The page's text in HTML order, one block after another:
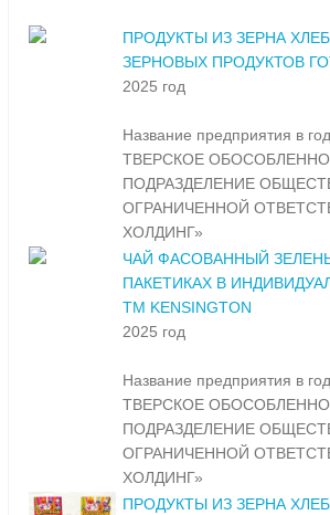
ПРОДУКТЫ ИЗ ЗЕРНА
ЗЕРНОВЫХ ПРОДУКТОВ
2025 год
Название предприятия в
ТВЕРСКОЕ
ПОДРАЗДЕЛЕНИЕ
ОГРАНИЧЕННОЙ
ХОЛДИНГ»
ЧАЙ ФАСОВАННЫЙ
ПАКЕТИКАХ В
ТМ KENSINGTON
2025 год
Название предприятия в
ТВЕРСКОЕ
ПОДРАЗДЕЛЕНИЕ
ОГРАНИЧЕННОЙ
ХОЛДИНГ»
ПРОДУКТЫ ИЗ ЗЕРНА